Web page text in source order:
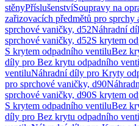
stěnyPříslušenstvíSoupravy na
zařizovacích předmětů pro sprchy
sprchové vaničky, d52Náhradní
sprchové vaničky, d52S krytem
S krytem odpadního ventiluBez
díly pro Bez krytu odpadního
ventiluNáhradní díly pro Kryty
pro sprchové vaničky, d90
sprchové vaničky, d90S krytem
S krytem odpadního ventiluBez
díly pro Bez krytu odpadního